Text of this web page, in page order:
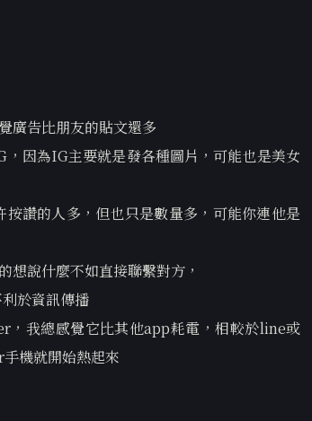
廣告比朋友的貼文還多
因為IG主要就是發各種圖片，可能也是美女
讚的人多，但也只是數量多，可能你連他是
想說什麼不如直接聯繫對方，
於資訊傳播
，我總感覺它比其他app耗電，相較於line或
機就開始熱起來